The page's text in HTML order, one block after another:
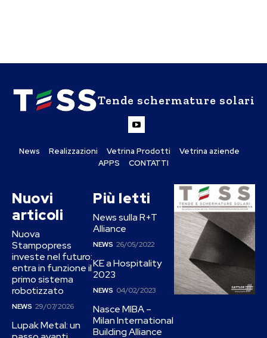
Tende schermature solari
News Realizzazioni Vetrina Prodotti
Vetrina aziende
APPS
CONTATTI
Nuovi
articoli
Nuova
Stampopress
investe nel futuro:
entra in funzione il
primo sistema
robotizzato
NEWS 29/07/2026
Lupak Metal: un
Più letti
News sulla R+T
Alliance
NEWS 26/05/2022
KE a Hospitality
2023
NEWS 04/02/2023
Nasce MIBA –
Milan International
Building Alliance